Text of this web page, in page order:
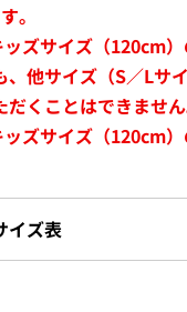
。
ズサイズ（120cm
、他サイズ（S／Lサ
くことはできません
ズサイズ（120cm
イズ表